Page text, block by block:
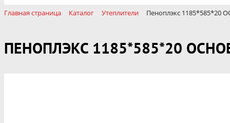
Главная страница Каталог Утеплители Пеноплэкс 1185*585*20
ПЕНОПЛЭКС 1185*585*20